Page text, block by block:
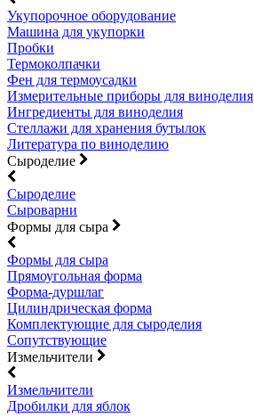
Укупорочное оборудование
Машина для укупорки
Пробки
Термоколпачки
Фен для термоусадки
Измерительные приборы для виноделия
Ингредиенты для виноделия
Стеллажи для хранения бутылок
Литература по виноделию
Сыроделие
Сыроделие
Сыроварни
Формы для сыра
Формы для сыра
Прямоугольная форма
Форма-дуршлаг
Цилиндрическая форма
Комплектующие для сыроделия
Сопутствующие
Измельчители
Измельчители
Дробилки для яблок